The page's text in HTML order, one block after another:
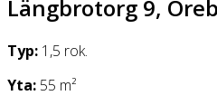
Längbrotorg 9,
Typ: 1,5 rok.
Yta: 55 m²